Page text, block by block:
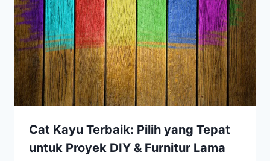
Cat Kayu Terbaik: Pilih yang Tepat
untuk Proyek DIY & Furnitur Lama